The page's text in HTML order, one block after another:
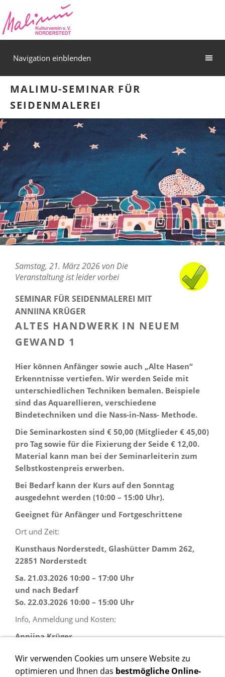
Navigation einblenden
MALIMU-SEMINAR FÜR
SEIDENMALEREI
Samstag, 21. März 2026 von Die
Veranstaltung ist leider vorbei
SEMINAR FÜR SEIDENMALEREI MIT
ANNIINA KRÜGER
ALTES HANDWERK IN NEUEM
GEWAND 1
Hier können Anfänger sowie auch „Alte Hasen“
Erkenntnisse vertiefen. Wir werden Seide mit
unterschiedlichen Techniken bemalen. Beispiele
sind das Aquarellieren, verschiedene
Bindetechniken und die Nass-in-Nass- Methode.
Die Seminarkosten sind € 50,00 (Mitglieder € 45,00)
pro Tag sowie für die Fixierung der Seide € 12,00.
Material kann man bei der Seminarleiterin zum
Selbstkostenpreis erwerben.
Bei Bedarf kann der Kurs auf den Sonntag
ausgedehnt werden (10:00 – 15:00 Uhr).
Geeignet für Anfänger und Fortgeschrittene
Ort und Zeit:
Kunsthaus Norderstedt, Glashütter Damm 262,
22851 Norderstedt
Sa. 21.03.2026 10:00 – 17:00 Uhr
und nach Bedarf
So. 22.03.2026 10:00 – 15:00 Uhr
Info, Anmeldung und Kosten:
Anniina Krüger
Tel.: 040-5222365 oder
per Mail:pamail@onlinehome.de
Wir verwenden Cookies um unsere Website zu
optimieren und Ihnen das bestmögliche Online-